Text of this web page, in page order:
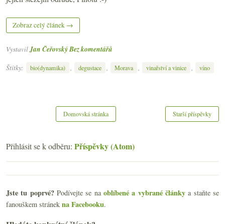
Zobraz celý článek →
VystavilJan ČeřovskýBez komentářů
Štítky:
bio(dynamika) degustace Morava vinařství a vinice víno
Starší příspěvky
Domovská stránka
Přihlásit se k odběru: Příspěvky (Atom)
Jste tu poprvé?Podívejte se naoblíbené a vybrané články a staňte se
fanouškem stránek na Facebooku.